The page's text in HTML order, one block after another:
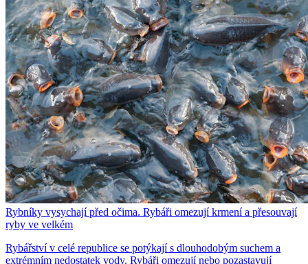
Rybníky vysychají před očima. Rybáři omezují krmení a přesouvají
ryby ve velkém
Rybářství v celé republice se potýkají s dlouhodobým suchem a
extrémním nedostatek vody. Rybáři omezují nebo pozastavují